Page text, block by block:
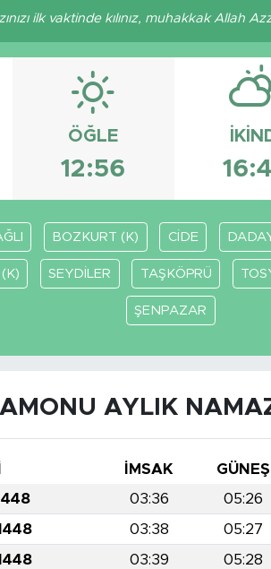
ilk vaktinde kılınız, muhakkak Allah
ÖĞLE
12:56
BOZKURT (K) CİDE
SEYDİLER TAŞKÖPRÜ
ŞENPAZAR
AYLIK
İMSAK GÜNEŞ
03:36 05:26
03:38 05:27
03:39 05:28